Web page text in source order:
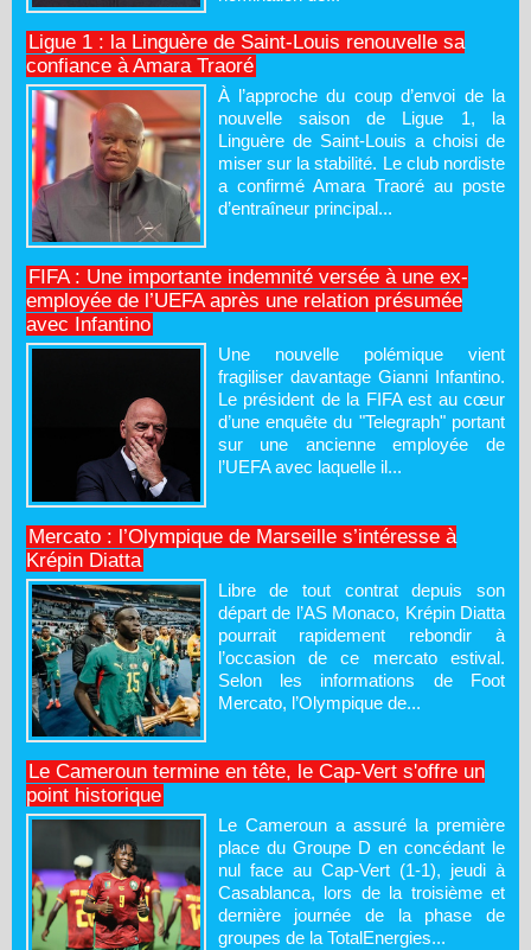
Ligue 1 : la Linguère de Saint-Louis renouvelle sa
confiance à Amara Traoré
À l’approche du coup d’envoi de la
nouvelle saison de Ligue 1, la
Linguère de Saint-Louis a choisi de
miser sur la stabilité. Le club nordiste
a confirmé Amara Traoré au poste
d’entraîneur principal...
FIFA : Une importante indemnité versée à une ex-
employée de l’UEFA après une relation présumée
avec Infantino
Une nouvelle polémique vient
fragiliser davantage Gianni Infantino.
Le président de la FIFA est au cœur
d’une enquête du "Telegraph" portant
sur une ancienne employée de
l’UEFA avec laquelle il...
Mercato : l’Olympique de Marseille s’intéresse à
Krépin Diatta
Libre de tout contrat depuis son
départ de l’AS Monaco, Krépin Diatta
pourrait rapidement rebondir à
l’occasion de ce mercato estival.
Selon les informations de Foot
Mercato, l’Olympique de...
Le Cameroun termine en tête, le Cap-Vert s'offre un
point historique
Le Cameroun a assuré la première
place du Groupe D en concédant le
nul face au Cap-Vert (1-1), jeudi à
Casablanca, lors de la troisième et
dernière journée de la phase de
groupes de la TotalEnergies...